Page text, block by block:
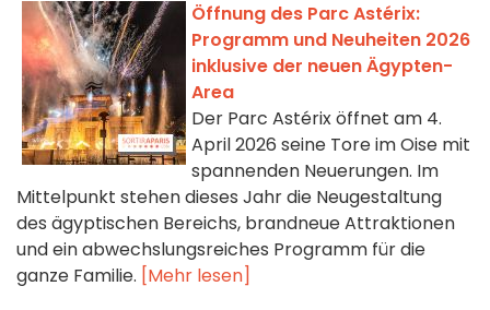
Öffnung des Parc Astérix:
Programm und Neuheiten 2026
inklusive der neuen Ägypten-
Area
Der Parc Astérix öffnet am 4.
April 2026 seine Tore im Oise mit
spannenden Neuerungen. Im
Mittelpunkt stehen dieses Jahr die Neugestaltung
des ägyptischen Bereichs, brandneue Attraktionen
und ein abwechslungsreiches Programm für die
ganze Familie. [Mehr lesen]